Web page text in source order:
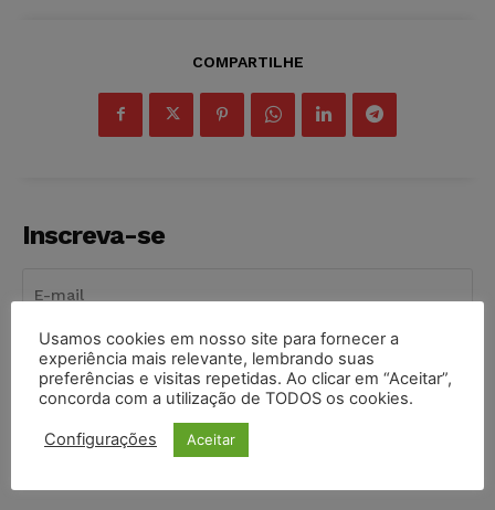
COMPARTILHE
Inscreva-se
INSCREVER
Política de Privacidade
Usamos cookies em nosso site para fornecer a
experiência mais relevante, lembrando suas
preferências e visitas repetidas. Ao clicar em “Aceitar”,
concorda com a utilização de TODOS os cookies.
Configurações Aceitar